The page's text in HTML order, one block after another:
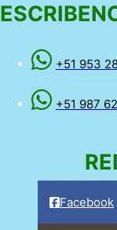
+51 953
+51 987
Facebook